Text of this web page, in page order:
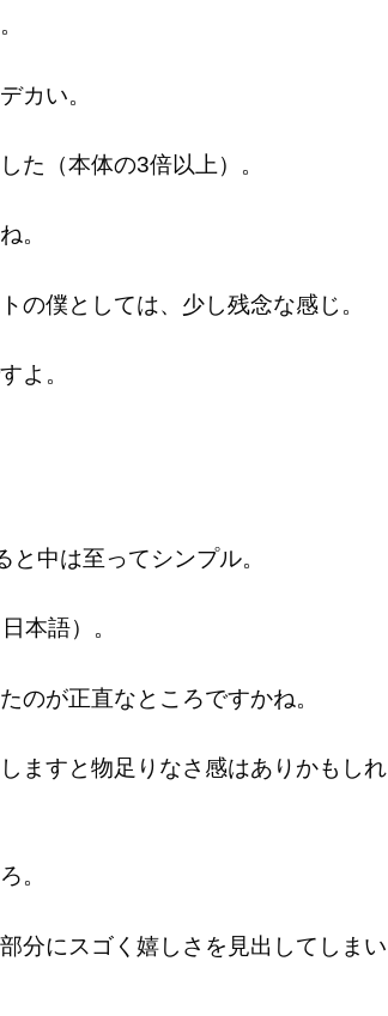
カい。
た（本体の3倍以上）。
。
の僕としては、少し残念な感じ。
よ。
中は至ってシンプル。
本語）。
のが正直なところですかね。
ますと物足りなさ感はありかもしれ
。
分にスゴく嬉しさを見出してしまい